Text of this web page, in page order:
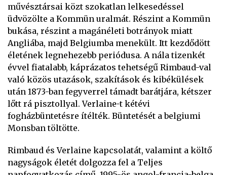
művésztársai közt szokatlan lelkesedéssel
üdvözölte a Kommün uralmát. Részint a Kommün
bukása, részint a magánéleti botrányok miatt
Angliába, majd Belgiumba menekült. Itt kezdődött
életének legnehezebb periódusa. A nála tizenkét
évvel fiatalabb, káprázatos tehetségű Rimbaud-val
való közös utazások, szakítások és kibékülések
után 1873-ban fegyverrel támadt barátjára, kétszer
lőtt rá pisztollyal. Verlaine-t kétévi
fogházbüntetésre ítélték. Büntetését a belgiumi
Monsban töltötte.
Rimbaud és Verlaine kapcsolatát, valamint a költő
nagyságok életét dolgozza fel a Teljes